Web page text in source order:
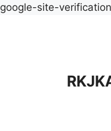
google-site-